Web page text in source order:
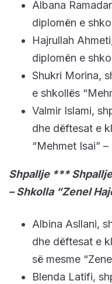
Albana
diplomën e
Hajrullah
diplomën e
Shukri Morina,
e shkollës
Valmir Islami,
dhe dëftesat e
“Mehmet Isai” –
Shpallje ***
– Shkolla “Zenel
Albina Asllani,
dhe dëftesat e
së mesme
Blenda Latifi,